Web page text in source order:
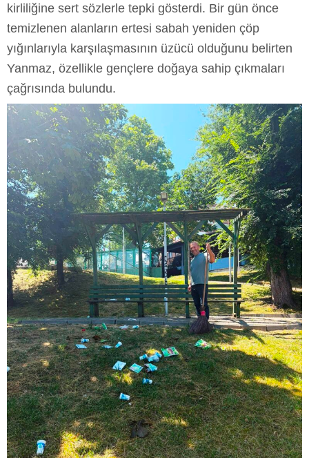
kirliliğine sert sözlerle tepki gösterdi. Bir gün önce
temizlenen alanların ertesi sabah yeniden çöp
yığınlarıyla karşılaşmasının üzücü olduğunu belirten
Yanmaz, özellikle gençlere doğaya sahip çıkmaları
çağrısında bulundu.